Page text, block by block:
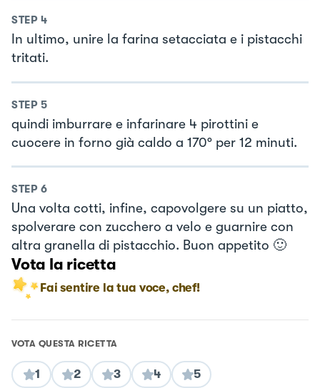
STEP 4
In ultimo, unire la farina setacciata e i pistacchi
tritati.
STEP 5
quindi imburrare e infarinare 4 pirottini e
cuocere in forno già caldo a 170° per 12 minuti.
STEP 6
Una volta cotti, infine, capovolgere su un piatto,
spolverare con zucchero a velo e guarnire con
altra granella di pistacchio. Buon appetito 🙂
Vota la ricetta
Fai sentire la tua voce, chef!
VOTA QUESTA RICETTA
1 2 3 4 5